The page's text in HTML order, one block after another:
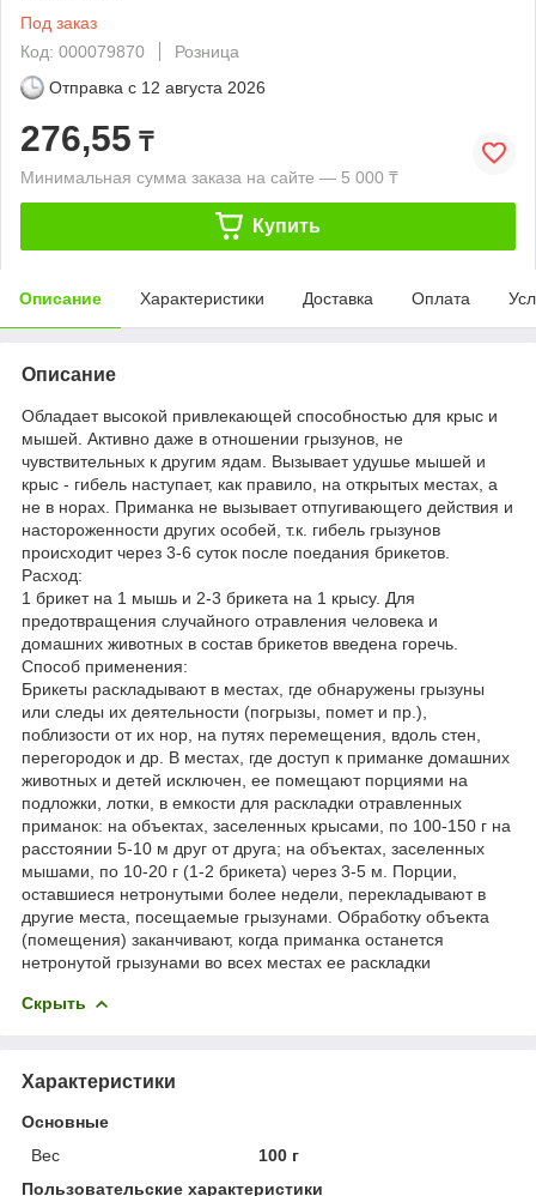
Под заказ
Код: 000079870
Розница
Отправка с 12 августа 2026
276,55 ₸
Минимальная сумма заказа на сайте — 5 000 ₸
Купить
Описание Характеристики Доставка Оплата
Описание
Обладает высокой привлекающей способностью для крыс и
мышей. Активно даже в отношении грызунов, не
чувствительных к другим ядам. Вызывает удушье мышей и
крыс - гибель наступает, как правило, на открытых местах, а
не в норах. Приманка не вызывает отпугивающего действия и
настороженности других особей, т.к. гибель грызунов
происходит через 3-6 суток после поедания брикетов.
Расход:
1 брикет на 1 мышь и 2-3 брикета на 1 крысу. Для
предотвращения случайного отравления человека и
домашних животных в состав брикетов введена горечь.
Способ применения:
Брикеты раскладывают в местах, где обнаружены грызуны
или следы их деятельности (погрызы, помет и пр.),
поблизости от их нор, на путях перемещения, вдоль стен,
перегородок и др. В местах, где доступ к приманке домашних
животных и детей исключен, ее помещают порциями на
подложки, лотки, в емкости для раскладки отравленных
приманок: на объектах, заселенных крысами, по 100-150 г на
расстоянии 5-10 м друг от друга; на объектах, заселенных
мышами, по 10-20 г (1-2 брикета) через 3-5 м. Порции,
оставшиеся нетронутыми более недели, перекладывают в
другие места, посещаемые грызунами. Обработку объекта
(помещения) заканчивают, когда приманка останется
нетронутой грызунами во всех местах ее раскладки
Скрыть
Характеристики
Основные
Вес
100 г
Пользовательские характеристики